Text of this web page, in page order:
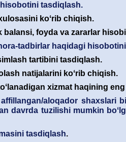
tasdiqlash.
koʻrib chiqish.
foyda va zararlar
tadbirlar haqidagi
tartibini tasdiqlash.
natijalarini koʻrib chiqish.
xizmat haqining
aloqador shaxslari
davrda tuzilishi mumkin
tasdiqlash.